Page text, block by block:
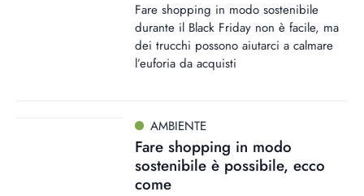
Fare shopping in modo sostenibile
durante il Black Friday non è facile, ma
dei trucchi possono aiutarci a calmare
l’euforia da acquisti
AMBIENTE
Fare shopping in modo
sostenibile è possibile, ecco
come